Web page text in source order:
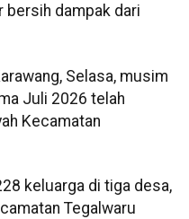
bersih dampak dari
Selasa, musim
Juli 2026 telah
Kecamatan
keluarga di tiga desa,
Tegalwaru